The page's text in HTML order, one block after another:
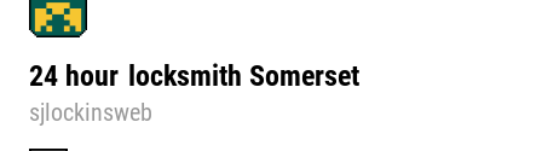
24 hour locksmith Somerset
sjlockinsweb